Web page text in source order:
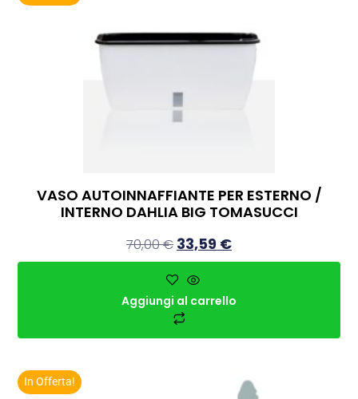
VASO AUTOINNAFFIANTE PER ESTERNO /
INTERNO DAHLIA BIG TOMASUCCI
70,00€ 33,59 €
Aggiungi al carrello
In Offerta!